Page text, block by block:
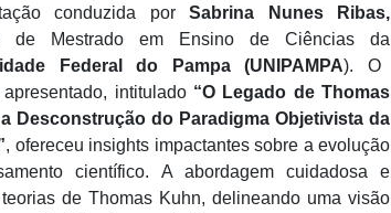
conduzida porSabrina Nunes Ribas,
de Mestrado em Ensino de Ciências da
Federal do Pampa (UNIPAMPA). O
intitulado“O Legado de Thomas
Desconstrução do Paradigma Objetivista da
, ofereceu insights impactantes sobre a evolução
científico. A abordagem cuidadosa e
de Thomas Kuhn, delineando uma visão